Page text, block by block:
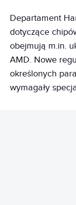
Departament
dotyczące
obejmują m.in.
AMD. Nowe
określonych
wymagały